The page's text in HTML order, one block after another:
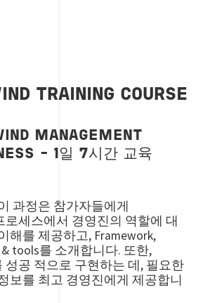
TRAINING COURSE
MANAGEMENT
- 1일 7시간 교육
과정은 참가자들에게
로세스에서 경영진의 역할에 대
해를 제공하고, Framework,
tools를 소개합니다. 또한,
성공 적으로 구현하는 데, 필요한
보를 최고 경영진에게 제공합니